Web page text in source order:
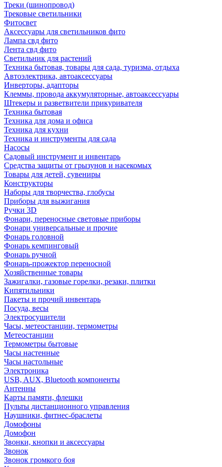
Треки (шинопровод)
Трековые светильники
Фитосвет
Аксессуары для светильников фито
Лампа свд фито
Лента свд фито
Светильник для растений
Техника бытовая, товары для сада, туризма, отдыха
Автоэлектрика, автоаксессуары
Инверторы, адапторы
Клеммы, провода аккумуляторные, автоаксессуары
Штекеры и разветвители прикуривателя
Техника бытовая
Техника для дома и офиса
Техника для кухни
Техника и инструменты для сада
Насосы
Садовый инструмент и инвентарь
Средства защиты от грызунов и насекомых
Товары для детей, сувениры
Конструкторы
Наборы для творчества, глобусы
Приборы для выжигания
Ручки 3D
Фонари, переносные световые приборы
Фонари универсальные и прочие
Фонарь головной
Фонарь кемпинговый
Фонарь ручной
Фонарь-прожектор переносной
Хозяйственные товары
Зажигалки, газовые горелки, резаки, плитки
Кипятильники
Пакеты и прочий инвентарь
Посуда, весы
Электросушители
Часы, метеостанции, термометры
Метеостанции
Термометры бытовые
Часы настенные
Часы настольные
Электроника
USB, AUX, Bluetooth компоненты
Антенны
Карты памяти, флешки
Пульты дистанционного управления
Наушники, фитнес-браслеты
Домофоны
Домофон
Звонки, кнопки и аксессуары
Звонок
Звонок громкого боя